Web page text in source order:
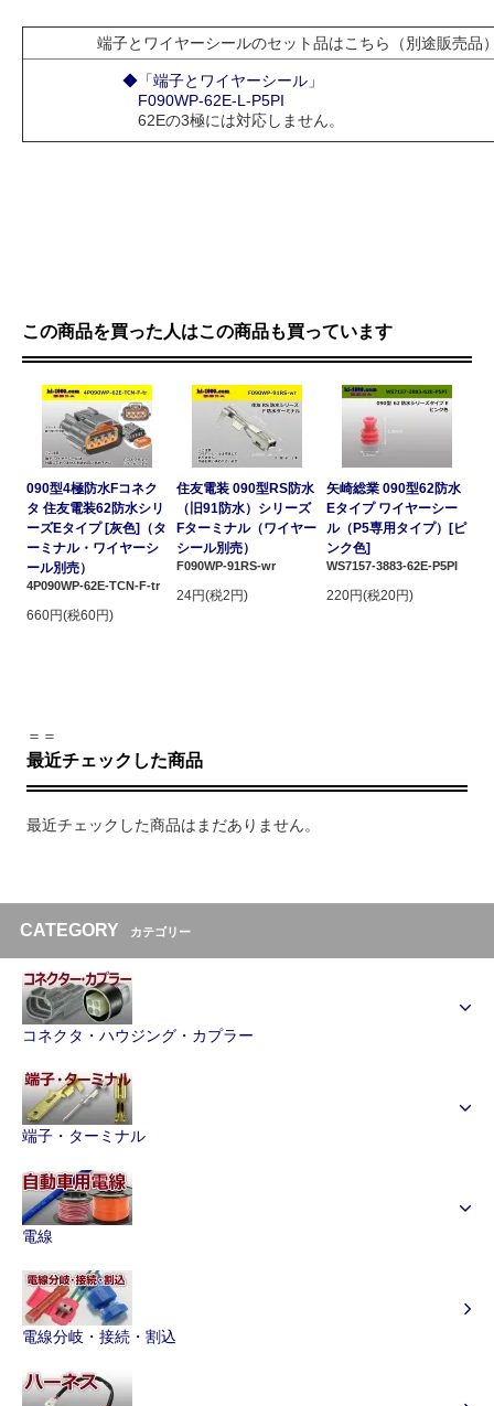
端子とワイヤーシールのセット品はこちら（別途販売品
◆「端子とワイヤーシール」
F090WP-62E-L-P5PI
62Eの3極には対応しません。
この商品を買った人はこの商品も買っています
090型4極防水Fコネク
タ 住友電装62防水シリ
ーズEタイプ [灰色]（タ
ーミナル・ワイヤーシ
ール別売）
4P090WP-62E-TCN-F-tr
660円(税60円)
住友電装 090型RS防水
（旧91防水）シリーズ
Fターミナル（ワイヤー
シール別売）
F090WP-91RS-wr
24円(税2円)
矢崎総業 090型62防水
Eタイプ ワイヤーシー
ル（P5専用タイプ）[ピ
ンク色]
WS7157-3883-62E-P5PI
220円(税20円)
＝＝
最近チェックした商品
最近チェックした商品はまだありません。
CATEGORY カテゴリー
コネクタ・ハウジング・カプラー
端子・ターミナル
電線
電線分岐・接続・割込